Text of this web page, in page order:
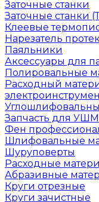
Заточные станки
Заточные станки
Клеевые
Нарезатель
Паяльники
Аксессуары для
Полировальные
Расходный
Запчасть для УШМ
Фен
Шлифовальные
Шуруповерты
Расходные
Абразивные
Круги отрезные
Круги зачистные